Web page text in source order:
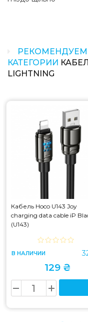
РЕКОМЕНДУЕМ
КАТЕГОРИИ
LIGHTNING
Кабель Hoco U143 Joy
charging data cable iP
(U143)
В НАЛИЧИИ
129 ₴